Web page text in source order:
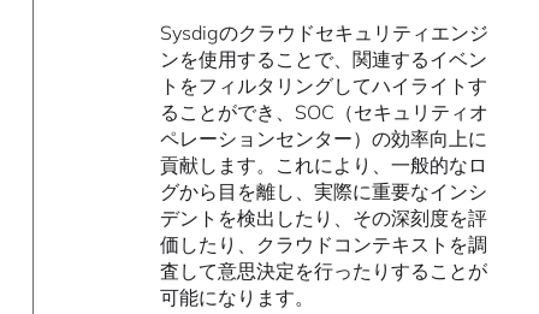
Sysdigのクラウドセキュリティエンジ
ンを使用することで、関連するイベン
トをフィルタリングしてハイライトす
ることができ、SOC（セキュリティオ
ペレーションセンター）の効率向上に
貢献します。これにより、一般的なロ
グから目を離し、実際に重要なインシ
デントを検出したり、その深刻度を評
価したり、クラウドコンテキストを調
査して意思決定を行ったりすることが
可能になります。